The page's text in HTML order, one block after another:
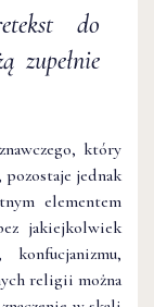
do
zupełnie
który
pozostaje jednak
elementem
jakiejkolwiek
religii można